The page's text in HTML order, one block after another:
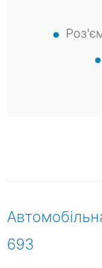
693